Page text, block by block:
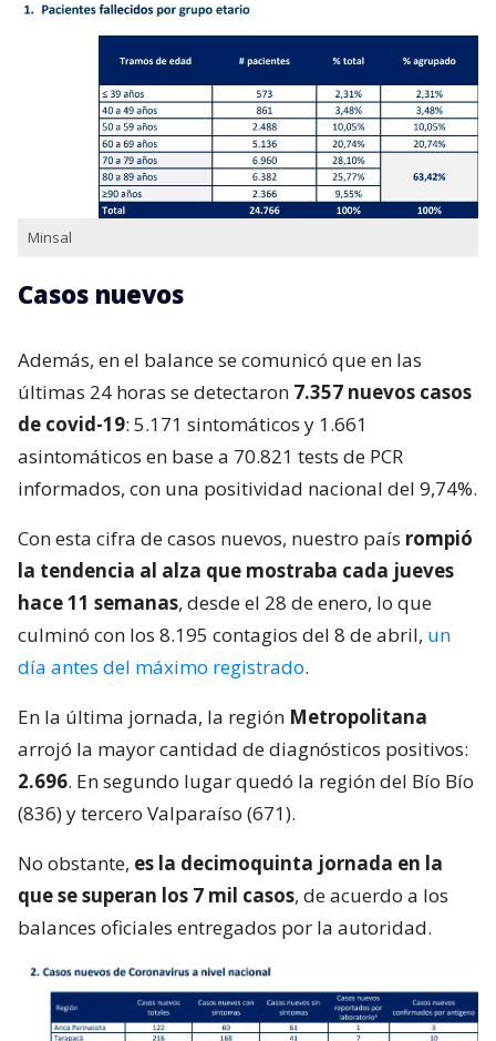
Minsal
Casos nuevos
Además, en el balance se comunicó que en las
últimas 24 horas se detectaron 7.357 nuevos casos
de covid-19: 5.171 sintomáticos y 1.661
asintomáticos en base a 70.821 tests de PCR
informados, con una positividad nacional del 9,74%.
Con esta cifra de casos nuevos, nuestro país rompió
la tendencia al alza que mostraba cada jueves
hace 11 semanas, desde el 28 de enero, lo que
culminó con los 8.195 contagios del 8 de abril, un
día antes del máximo registrado.
En la última jornada, la región Metropolitana
arrojó la mayor cantidad de diagnósticos positivos:
2.696. En segundo lugar quedó la región del Bío Bío
(836) y tercero Valparaíso (671).
No obstante, es la decimoquinta jornada en la
que se superan los 7 mil casos, de acuerdo a los
balances oficiales entregados por la autoridad.